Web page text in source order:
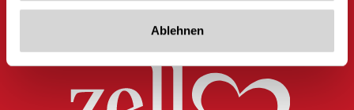
Ablehnen